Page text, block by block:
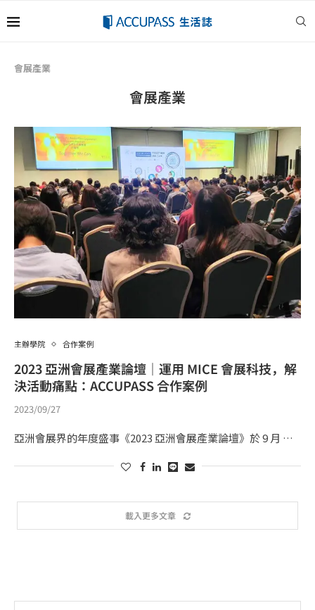
會展產業
會展產業
主辦學院 合作案例
2023 亞洲會展產業論壇｜運用 MICE 會展科技，解
決活動痛點：ACCUPASS 合作案例
2023/09/27
亞洲會展界的年度盛事《2023 亞洲會展產業論壇》於 9 月 …
載入更多文章